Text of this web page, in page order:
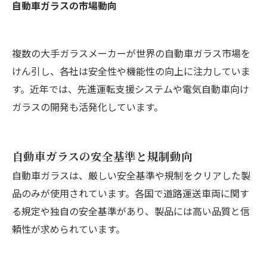
自動車ガラスの市場動向
複数の大手ガラスメーカーが世界の自動車ガラス市場を
けん引し、各社は安全性や機能性の向上に注力していま
す。近年では、先進運転支援システムや電気自動車向け
ガラスの開発も活発化しています。
自動車ガラスの安全基準と規制動向
自動車ガラスは、厳しい安全基準や規制をクリアした製
品のみが使用されています。各国で道路運送車両に関す
る規定や独自の安全基準があり、製品には高い品質と信
頼性が求められています。